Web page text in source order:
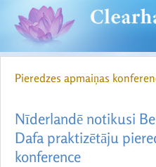
Pieredzes apmaiņas
Nīderlandē notikusi
Dafa praktizētāju
konference